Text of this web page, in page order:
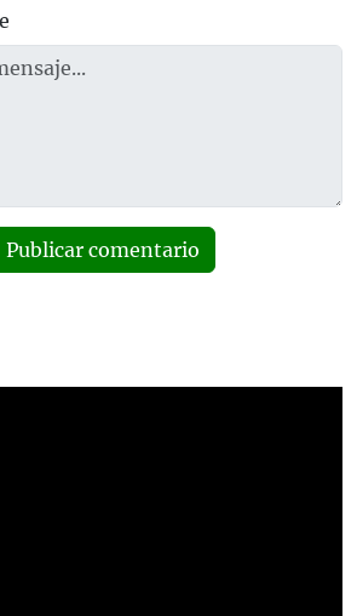
Publicar comentario